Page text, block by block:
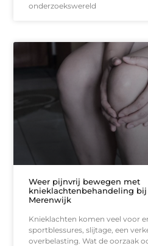
onderzoekswereld
Weer pijnvrij bewegen met
knieklachtenbehandeling bij
Merenwijk
Knieklachten komen veel voor
sportblessures, slijtage, een
overbelasting. Wat de oorzaak